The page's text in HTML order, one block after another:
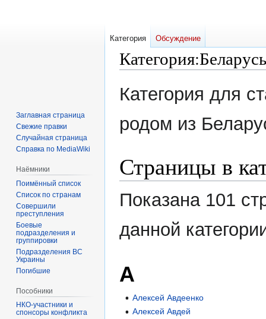
Категория:Беларусь
Перейти
к
Перейти
кКатегория для
родом из
Страницы в
Показана 101
данной
А
Алексей Авдеенко
Алексей Авдей
Категория Обсуждение
Заглавная страница
Свежие правки
Случайная страница
Справка по MediaWiki
Наёмники
Поимённый список
Список по странам
Совершили
преступления
Боевые
подразделения и
группировки
Подразделения ВС
Украины
Погибшие
Пособники
спонсоры конфликта